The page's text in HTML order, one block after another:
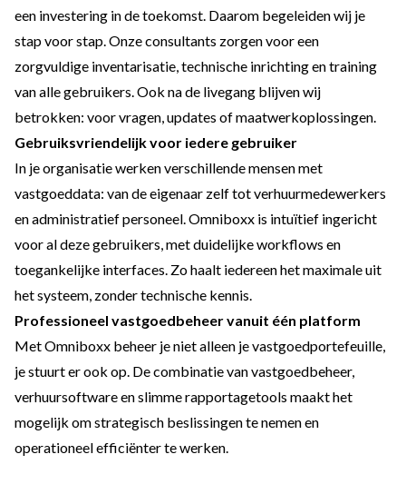
een investering in de toekomst. Daarom begeleiden wij je
stap voor stap. Onze consultants zorgen voor een
zorgvuldige inventarisatie, technische inrichting en training
van alle gebruikers. Ook na de livegang blijven wij
betrokken: voor vragen, updates of maatwerkoplossingen.
Gebruiksvriendelijk voor iedere gebruiker
In je organisatie werken verschillende mensen met
vastgoeddata: van de eigenaar zelf tot verhuurmedewerkers
en administratief personeel. Omniboxx is intuïtief ingericht
voor al deze gebruikers, met duidelijke workflows en
toegankelijke interfaces. Zo haalt iedereen het maximale uit
het systeem, zonder technische kennis.
Professioneel vastgoedbeheer vanuit één platform
Met Omniboxx beheer je niet alleen je vastgoedportefeuille,
je stuurt er ook op. De combinatie van vastgoedbeheer,
verhuursoftware en slimme rapportagetools maakt het
mogelijk om strategisch beslissingen te nemen en
operationeel efficiënter te werken.